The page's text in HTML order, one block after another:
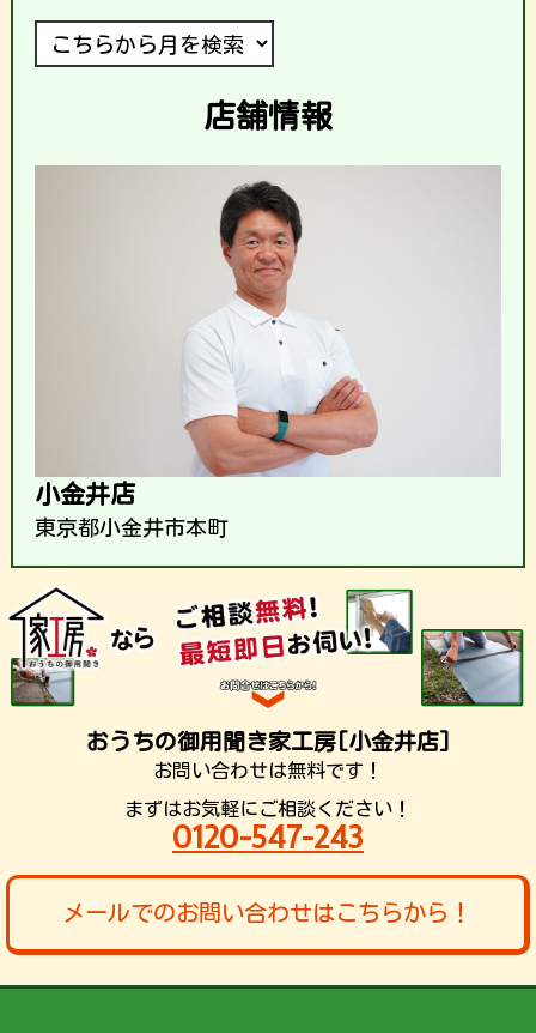
店舗情報
小金井店
東京都小金井市本町
おうちの御用聞き家工房[小金井店]
お問い合わせは無料です！
まずはお気軽にご相談ください！
0120-547-243
メールでのお問い合わせはこちらから！